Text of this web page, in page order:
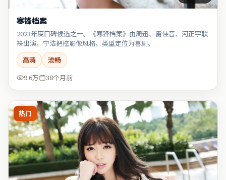
寒锋档案
2023年度口碑候选之一。《寒锋档案》由周迅、雷佳音、河正宇联
袂出演，宁浩把控影像风格，类型定位为喜剧。
高清
流畅
9.6万
38个月前
热门